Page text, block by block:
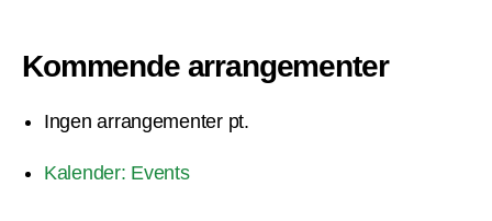
Kommende arrangementer
Ingen arrangementer pt.
Kalender: Events